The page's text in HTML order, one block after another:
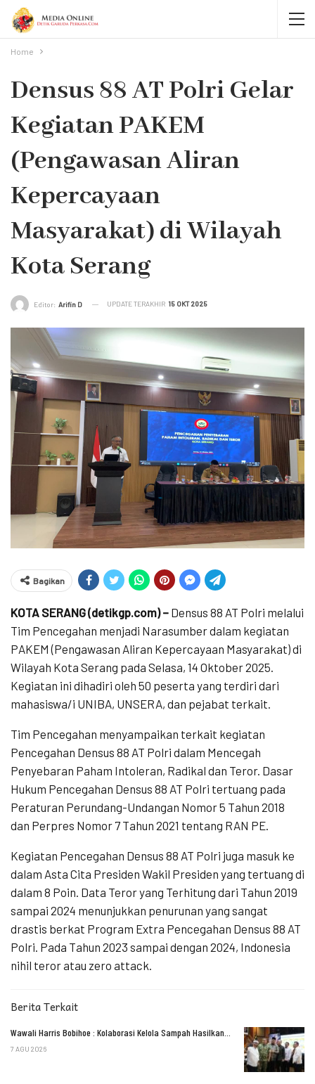
Home
Densus 88 AT Polri Gelar
Kegiatan PAKEM
(Pengawasan Aliran
Kepercayaan
Masyarakat) di Wilayah
Kota Serang
Editor: Arifin D UPDATE TERAKHIR 15 OKT 2025
Bagikan
KOTA SERANG (detikgp.com) – Densus 88 AT Polri melalui
Tim Pencegahan menjadi Narasumber dalam kegiatan
PAKEM (Pengawasan Aliran Kepercayaan Masyarakat) di
Wilayah Kota Serang pada Selasa, 14 Oktober 2025.
Kegiatan ini dihadiri oleh 50 peserta yang terdiri dari
mahasiswa/i UNIBA, UNSERA, dan pejabat terkait.
Tim Pencegahan menyampaikan terkait kegiatan
Pencegahan Densus 88 AT Polri dalam Mencegah
Penyebaran Paham Intoleran, Radikal dan Teror. Dasar
Hukum Pencegahan Densus 88 AT Polri tertuang pada
Peraturan Perundang-Undangan Nomor 5 Tahun 2018
dan Perpres Nomor 7 Tahun 2021 tentang RAN PE.
Kegiatan Pencegahan Densus 88 AT Polri juga masuk ke
dalam Asta Cita Presiden Wakil Presiden yang tertuang di
dalam 8 Poin. Data Teror yang Terhitung dari Tahun 2019
sampai 2024 menunjukkan penurunan yang sangat
drastis berkat Program Extra Pencegahan Densus 88 AT
Polri. Pada Tahun 2023 sampai dengan 2024, Indonesia
nihil teror atau zero attack.
Berita Terkait
Wawali Harris Bobihoe : Kolaborasi Kelola Sampah Hasilkan…
7 AGU 2026